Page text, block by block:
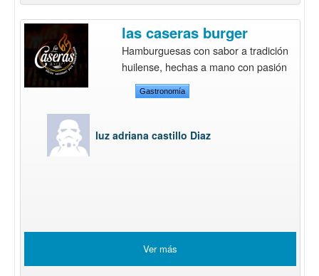
las caseras burger
Hamburguesas con sabor a tradición
huilense, hechas a mano con pasión
Gastronomía
luz adriana castillo Diaz
Ver más